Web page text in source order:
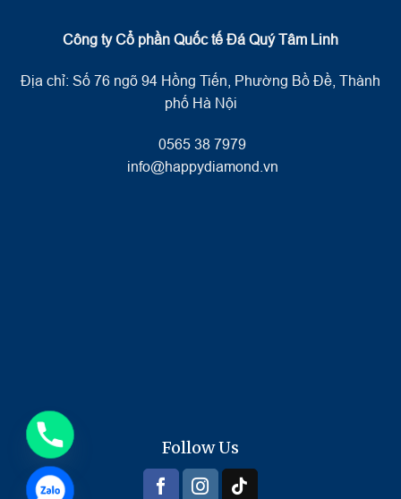
Công ty Cổ phần Quốc tế Đá Quý Tâm Linh
Địa chỉ: Số 76 ngõ 94 Hồng Tiến, Phường Bồ Đề, Thành
phố Hà Nội
0565 38 7979
info@happydiamond.vn
Follow Us